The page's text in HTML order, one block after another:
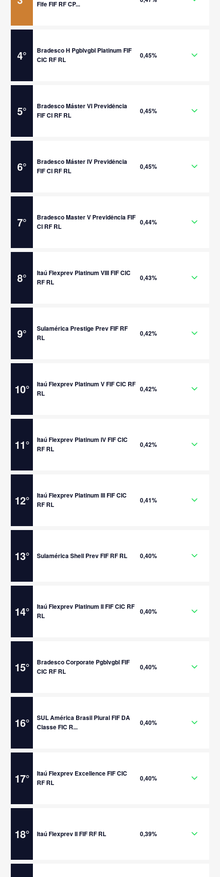
Fife FIF RF CP...
4°
Bradesco H Pgblvgbl Platinum FIF
CIC RF RL
0,45%
5°
Bradesco Máster VI Previdência
FIF CI RF RL
0,45%
6°
Bradesco Máster IV Previdência
FIF CI RF RL
0,45%
7°
Bradesco Master V Previdência FIF
CI RF RL
0,44%
8°
Itaú Flexprev Platinum VIII FIF CIC
RF RL
0,43%
9°
Sulamérica Prestige Prev FIF RF
RL
0,42%
10°
Itaú Flexprev Platinum V FIF CIC RF
RL
0,42%
11°
Itaú Flexprev Platinum IV FIF CIC
RF RL
0,42%
12°
Itaú Flexprev Platinum III FIF CIC
RF RL
0,41%
13° Sulamérica Shell Prev FIF RF RL 0,40%
14°
Itaú Flexprev Platinum II FIF CIC RF
RL
0,40%
15°
Bradesco Corporate Pgblvgbl FIF
CIC RF RL
0,40%
16°
SUL América Brasil Plural FIF DA
Classe FIC R...
0,40%
17°
Itaú Flexprev Excellence FIF CIC
RF RL
0,40%
18° Itaú Flexprev II FIF RF RL 0,39%